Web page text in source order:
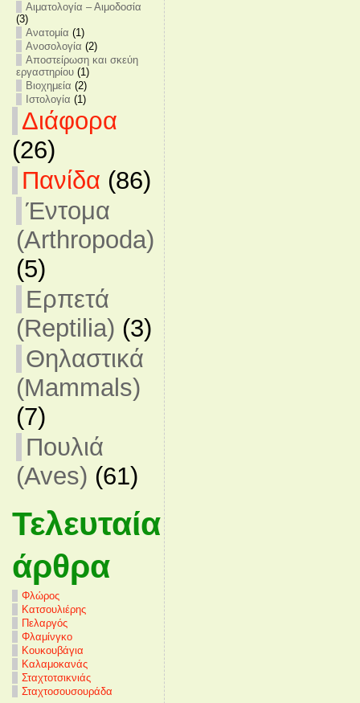
Αιματολογία – Αιμοδοσία
(3)
Ανατομία (1)
Ανοσολογία (2)
Αποστείρωση και σκεύη
εργαστηρίου(1)
Βιοχημεία (2)
Ιστολογία (1)
Διάφορα
(26)
Πανίδα (86)
Έντομα
(Arthropoda)
(5)
Ερπετά
(Reptilia) (3)
Θηλαστικά
(Mammals)
(7)
Πουλιά
(Aves) (61)
Τελευταία
άρθρα
Φλώρος
Κατσουλιέρης
Πελαργός
Φλαμίνγκο
Κουκουβάγια
Καλαμοκανάς
Σταχτοτσικνιάς
Σταχτοσουσουράδα